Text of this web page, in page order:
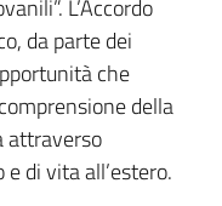
L’Accordo
da parte dei
che
della
attraverso
di vita all’estero.